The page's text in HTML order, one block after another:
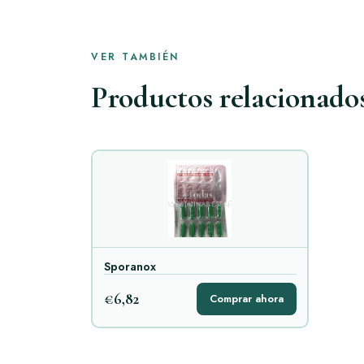
VER TAMBIÉN
Productos
Sporanox
€6,82 Comprar ahora